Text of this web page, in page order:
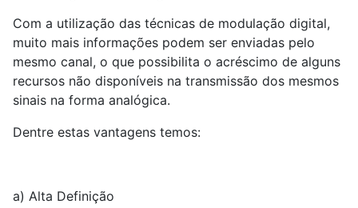
Com a utilização das técnicas de modulação digital,
muito mais informações podem ser enviadas pelo
mesmo canal, o que possibilita o acréscimo de alguns
recursos não disponíveis na transmissão dos mesmos
sinais na forma analógica.
Dentre estas vantagens temos:
a) Alta Definição